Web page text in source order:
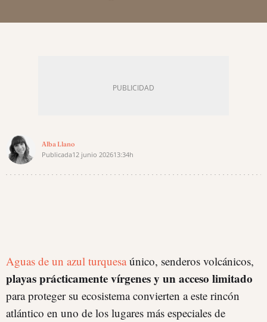
Alba Llano
Publicada12 junio 202613:34h
Aguas de un azul turquesaúnico, senderos volcánicos,
playas prácticamente vírgenes y un acceso limitado
para proteger su ecosistema convierten a este rincón
atlántico en uno de los lugares más especiales de